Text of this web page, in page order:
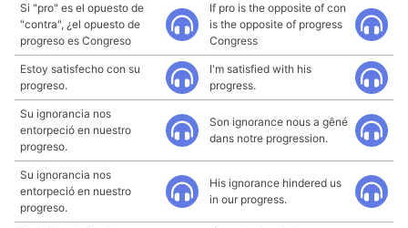
Si "pro" es el opuesto de
"contra", ¿el opuesto de
progreso es Congreso
If pro is the opposite of con
is the opposite of progress
Congress
Estoy satisfecho con su
progreso.
I'm satisfied with his
progress.
Su ignorancia nos
entorpeció en nuestro
progreso.
Son ignorance nous a gêné
dans notre progression.
Su ignorancia nos
entorpeció en nuestro
progreso.
His ignorance hindered us
in our progress.